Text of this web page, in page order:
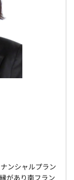
ンシャルプラン
があり南フラン